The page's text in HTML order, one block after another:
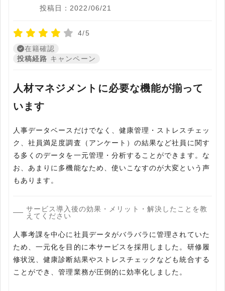
投稿日：2022/06/21
4/5
在籍確認
投稿経路 キャンペーン
人材マネジメントに必要な機能が揃って
います
人事データベースだけでなく、健康管理・ストレスチェッ
ク、社員満足度調査（アンケート）の結果など社員に関す
る多くのデータを一元管理・分析することができます。な
お、あまりに多機能なため、使いこなすのが大変という声
もあります。
サービス導入後の効果・メリット・解決したことを教
えてください
人事考課を中心に社員データがバラバラに管理されていた
ため、一元化を目的に本サービスを採用しました。研修履
修状況、健康診断結果やストレスチェックなども統合する
ことができ、管理業務が圧倒的に効率化しました。